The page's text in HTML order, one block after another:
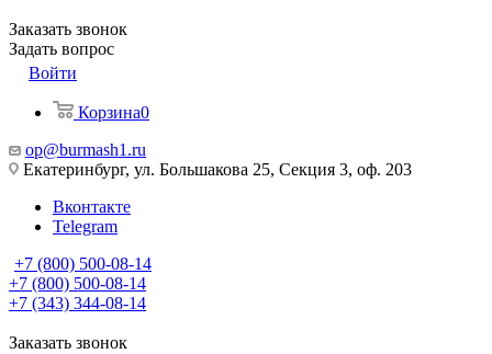
Заказать звонок
Задать вопрос
Войти
Корзина0
op@burmash1.ru
Екатеринбург, ул. Большакова 25, Секция 3, оф. 203
Вконтакте
Telegram
+7 (800) 500-08-14
+7 (800) 500-08-14
+7 (343) 344-08-14
Заказать звонок